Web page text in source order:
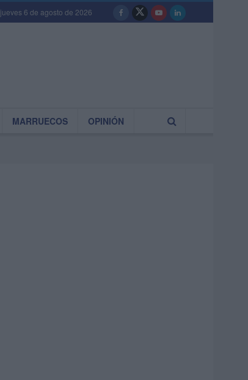
jueves 6 de agosto de 2026
MARRUECOS OPINIÓN